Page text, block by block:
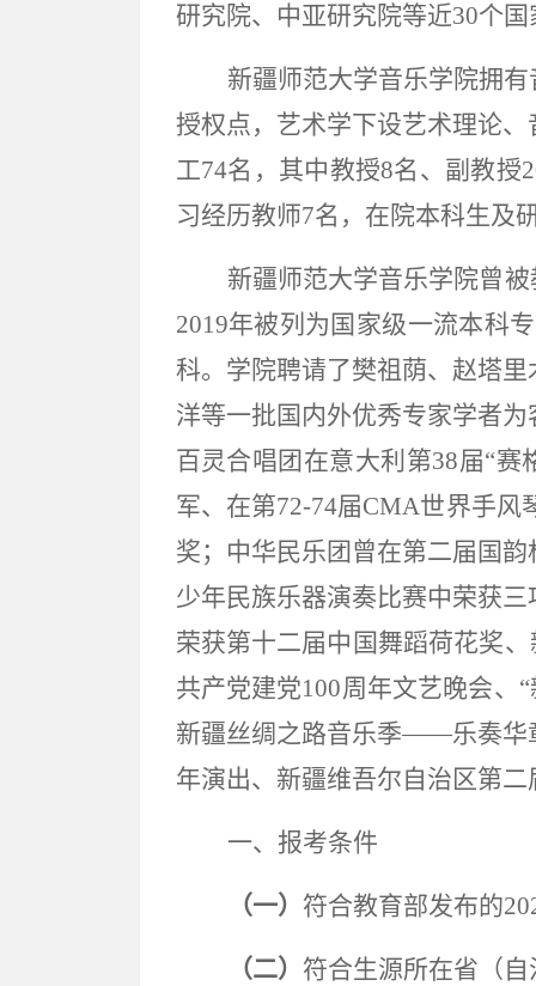
研究院、中亚研究院等近30个
新疆师范大学音乐学院拥
授权点，艺术学下设艺术理论
工74名，其中教授8名、副教
习经历教师7名，在院本科生及
新疆师范大学音乐学院曾
2019年被列为国家级一流本科
科。学院聘请了樊祖荫、赵塔
洋等一批国内外优秀专家学者
百灵合唱团在意大利第38届“
军、在第72-74届CMA世界手
奖；中华民乐团曾在第二届国
少年民族乐器演奏比赛中荣获
荣获第十二届中国舞蹈荷花奖
共产党建党100周年文艺晚会、
新疆丝绸之路音乐季——乐奏华
年演出、新疆维吾尔自治区第
一、报考条件
（一） 符合教育部发布的
（二） 符合生源所在省（